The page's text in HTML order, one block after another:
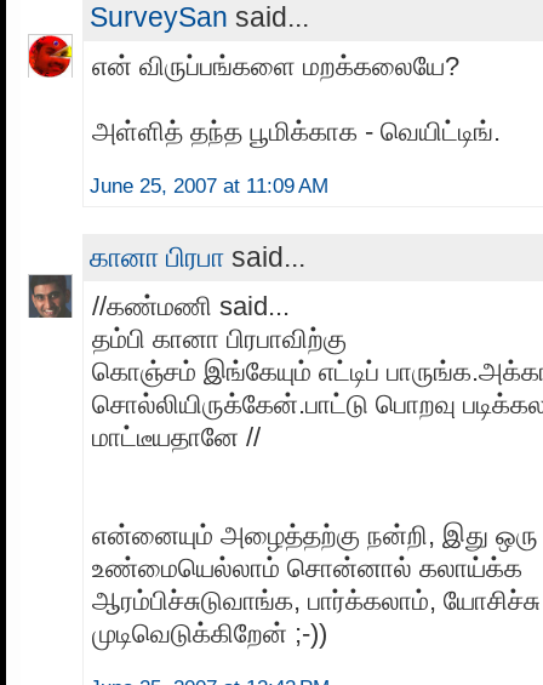
SurveySan said...
என் விருப்பங்களை மறக்கலையே?
அள்ளித் தந்த பூமிக்காக - வெயிட்டிங்.
June 25, 2007 at 11:09 AM
கானா பிரபா said...
//கண்மணி said...
தம்பி கானா பிரபாவிற்கு
கொஞ்சம் இங்கேயும் எட்டிப்
சொல்லியிருக்கேன்.பாட்டு பொறவு
மாட்டீயதானே //
என்னையும் அழைத்தற்கு நன்றி, இது ஒரு
உண்மையெல்லாம் சொன்னால் கலாய்க்க
ஆரம்பிச்சுடுவாங்க, பார்க்கலாம், யோசிச்சு
முடிவெடுக்கிறேன் ;-))